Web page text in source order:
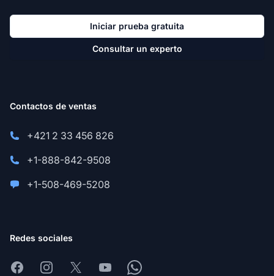
Iniciar prueba gratuita
Consultar un experto
Contactos de ventas
+421 2 33 456 826
+1-888-842-9508
+1-508-469-5208
Redes sociales
FacebookInstagram
X YoutubeWhatsapp